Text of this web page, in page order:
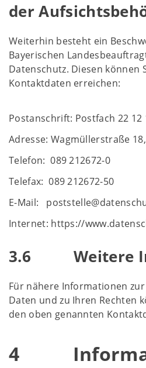
der
Weiterhin besteht ein
Bayerischen
Datenschutz. Diesen können
Kontaktdaten erreichen:
Postanschrift: Postfach 22 12
Adresse: Wagmüllerstraße
Telefon: 089 212672-0
Telefax: 089 212672-50
E-Mail:
Internet: https://
3.6 Weitere
Für nähere Informationen
Daten und zu Ihren Rechten
den oben genannten
4